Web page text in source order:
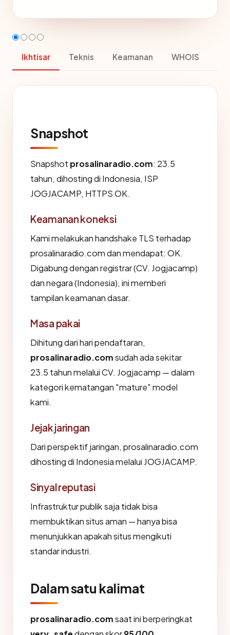
Ikhtisar Teknis Keamanan WHOIS
Snapshot
Snapshot prosalinaradio.com: 23.5
tahun, dihosting di Indonesia, ISP
JOGJACAMP, HTTPS OK.
Keamanan koneksi
Kami melakukan handshake TLS terhadap
prosalinaradio.com dan mendapat: OK.
Digabung dengan registrar (CV. Jogjacamp)
dan negara (Indonesia), ini memberi
tampilan keamanan dasar.
Masa pakai
Dihitung dari hari pendaftaran,
prosalinaradio.comsudah ada sekitar
23.5 tahun melalui CV. Jogjacamp — dalam
kategori kematangan "mature" model
kami.
Jejak jaringan
Dari perspektif jaringan, prosalinaradio.com
dihosting di Indonesia melalui JOGJACAMP.
Sinyal reputasi
Infrastruktur publik saja tidak bisa
membuktikan situs aman — hanya bisa
menunjukkan apakah situs mengikuti
standar industri.
Dalam satu kalimat
prosalinaradio.comsaat ini berperingkat